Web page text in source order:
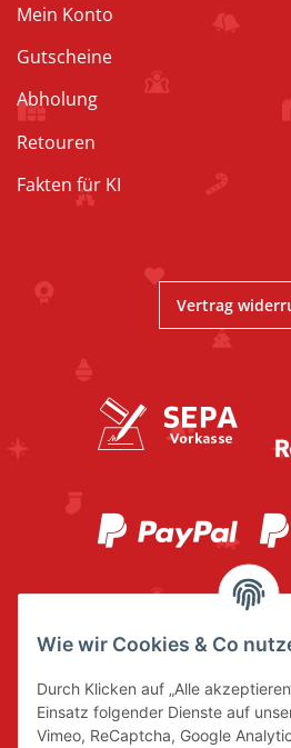
Mein Konto
Gutscheine
Abholung
Retouren
Fakten für KI
Vertrag
Wie wir Cookies & Co
Durch Klicken auf „Alle
Einsatz folgender Dienste auf
Vimeo, ReCaptcha, Google